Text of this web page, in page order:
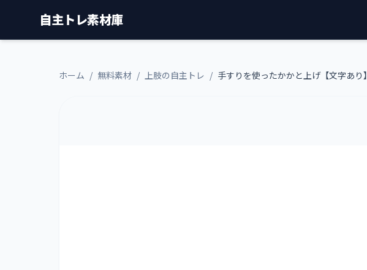
自主トレ素材庫
ホーム / 無料素材 / 上肢の自主トレ / 手すりを使ったかかと上げ【文字あり】